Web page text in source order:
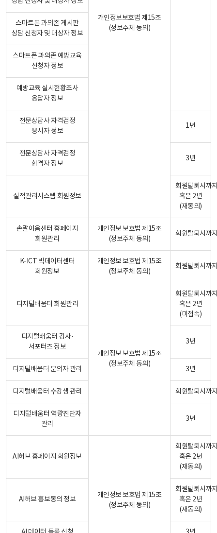
개인정보보호법 제15조
(정보주체 동의)
스마트폰 과의존 게시판
상담 신청자 및 대상자 정보
스마트폰 과의존 예방교육
신청자 정보
예방교육 실시현황조사
응답자 정보
전문상담사 자격검정
응시자 정보
1년
전문상담사 자격검정
합격자 정보
3년
실적관리시스템 회원정보
회원탈퇴시까
혹은 2년
(재동의)
손말이음센터 홈페이지
회원관리
개인정보 보호법 제15조
(정보주체 동의)
회원탈퇴시까
K-ICT 빅데이터센터
회원정보
개인정보 보호법 제15조
(정보주체 동의)
회원탈퇴시까
디지털배움터 회원관리
개인정보 보호법 제15조
(정보주체 동의)
회원탈퇴시까
혹은 2년
(미접속)
디지털배움터 강사·
서포터즈 정보
3년
디지털배움터 문의자 관리 3년
디지털배움터 수강생 관리 회원탈퇴시까
디지털배움터 역량진단자
관리
3년
AI허브 홈페이지 회원정보
개인정보 보호법 제15조
(정보주체 동의)
회원탈퇴시까
혹은 2년
(재동의)
AI허브 홍보동의 정보
회원탈퇴시까
혹은 2년
(재동의)